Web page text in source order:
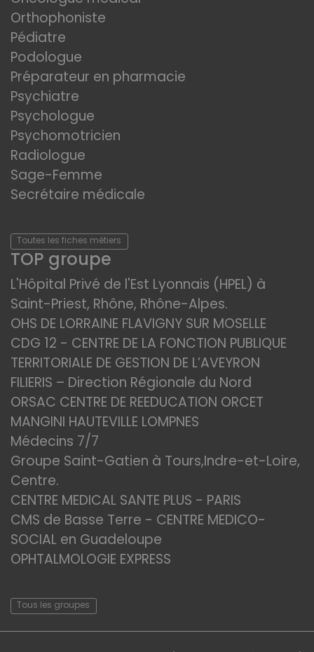
Orthophoniste
Pédiatre
Podologue
Préparateur en pharmacie
Psychiatre
Psychologue
Psychomotricien
Radiologue
Sage-Femme
Secrétaire médicale
Toutes les fiches métiers
TOP groupe
L'Hôpital Privé de l'Est Lyonnais (HPEL) à
Saint-Priest, Rhône, Rhône-Alpes.
OHS DE LORRAINE FLAVIGNY SUR MOSELLE
CDG 12 - CENTRE DE LA FONCTION PUBLIQUE
TERRITORIALE DE GESTION DE L’AVEYRON
FILIERIS – Direction Régionale du Nord
ORSAC CENTRE DE REEDUCATION ORCET
MANGINI HAUTEVILLE LOMPNES
Médecins 7/7
Groupe Saint-Gatien à Tours,Indre-et-Loire,
Centre.
CENTRE MEDICAL SANTE PLUS - PARIS
CMS de Basse Terre - CENTRE MEDICO-
SOCIAL en Guadeloupe
OPHTALMOLOGIE EXPRESS
Tous les groupes